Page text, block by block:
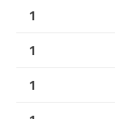
1
1
1